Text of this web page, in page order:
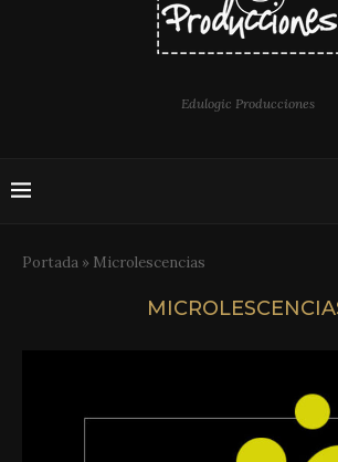
Edulogic Producciones
Portada » Microlescencias